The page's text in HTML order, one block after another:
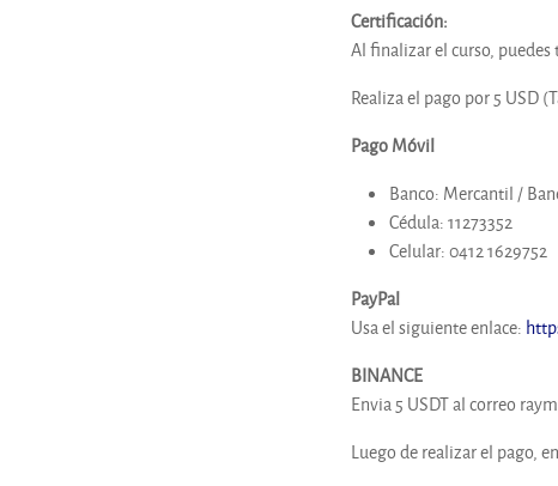
Certificación:
Al finalizar el curso,
Realiza el pago por 5 USD
Pago Móvil
Banco: Mercantil /
Cédula: 11273352
Celular: 0412 1629752
PayPal
Usa el siguiente enlace:
BINANCE
Envia 5 USDT al correo
Luego de realizar el pago,